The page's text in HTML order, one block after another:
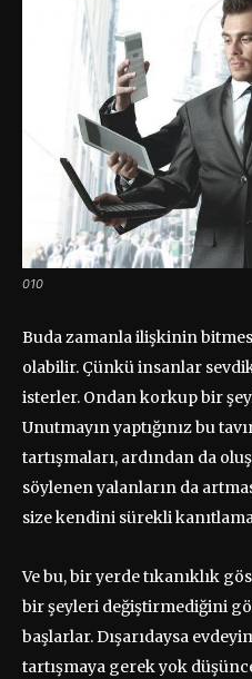
010
Buda zamanla ilişkinin
olabilir. Çünkü insanlar
isterler. Ondan korkup bir
Unutmayın yaptığınız bu
tartışmaları, ardından da
söylenen yalanların da
size kendini sürekli
Ve bu, bir yerde tıkanıklık
bir şeyleri değiştirmediğini
başlarlar. Dışarıdaysa
tartışmaya gerek yok